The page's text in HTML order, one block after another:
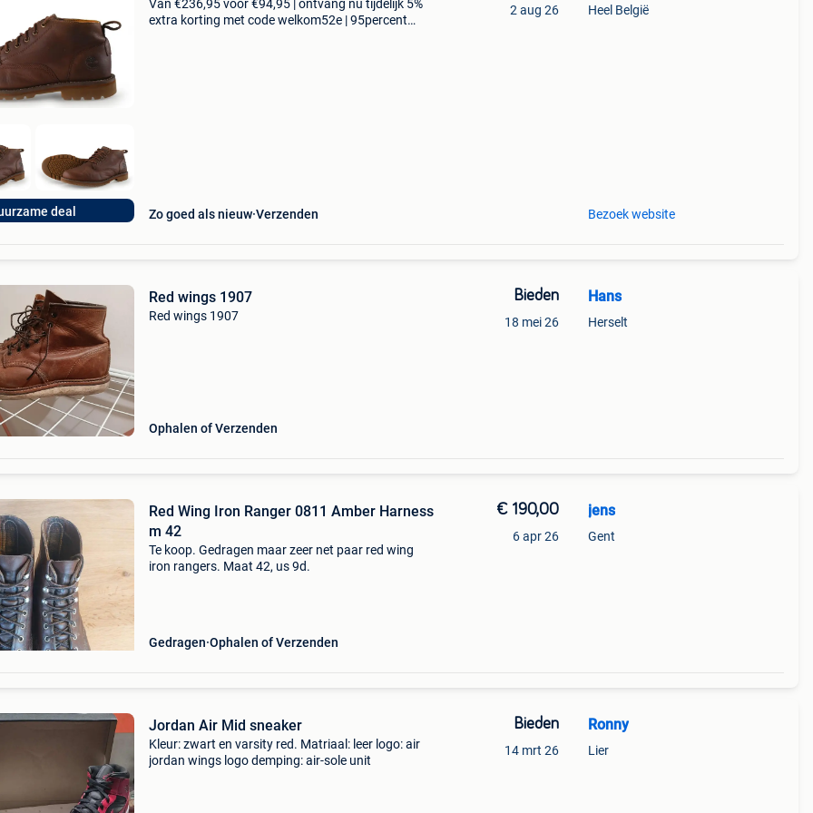
deal
Van €236,95 voor €94,95 | ontvang nu tijdelijk 5%
extra korting met code welkom52e | 95percent
Zo goed als nieuw Verzenden
2 aug 26 Heel België
Bezoek website
Red wings 1907
Red wings 1907
Ophalen of Verzenden
Bieden
18 mei 26
Hans
Herselt
Red Wing Iron Ranger 0811 Amber Harness
m 42
Te koop. Gedragen maar zeer net paar red wing
iron rangers. Maat 42, us 9d.
Gedragen Ophalen of Verzenden
€ 190,00
6 apr 26
jens
Gent
Jordan Air Mid sneaker
Kleur: zwart en varsity red. Matriaal: leer logo: air
jordan wings logo demping: air-sole unit
Bieden
14 mrt 26
Ronny
Lier